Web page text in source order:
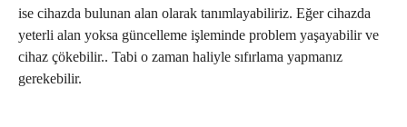
ise cihazda bulunan alan olarak tanımlayabiliriz. Eğer cihazda
yeterli alan yoksa güncelleme işleminde problem yaşayabilir ve
cihaz çökebilir.. Tabi o zaman haliyle sıfırlama yapmanız
gerekebilir.